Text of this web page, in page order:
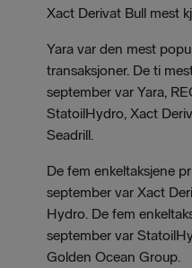
Xact Derivat Bull mest
Yara var den mest
transaksjoner. De ti
september var Yara,
StatoilHydro, Xact
Seadrill.
De fem enkeltaksjene
september var Xact
Hydro. De fem
september var
Golden Ocean Group.